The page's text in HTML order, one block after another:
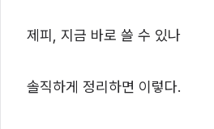
제피, 지금 바로 쓸 수 있나
솔직하게 정리하면 이렇다.